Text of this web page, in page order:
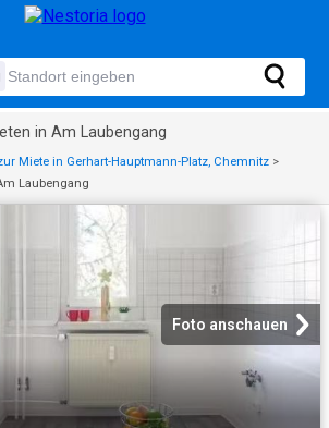
in Am Laubengang
Miete in Gerhart-Hauptmann-Platz, Chemnitz >
Laubengang
Foto anschauen